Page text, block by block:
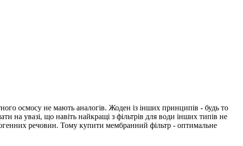
осмосу не мають аналогів. Жоден із інших принципів - будь то
на увазі, що навіть найкращі з фільтрів для води інших типів не
речовин. Тому купити мембранний фільтр - оптимальне